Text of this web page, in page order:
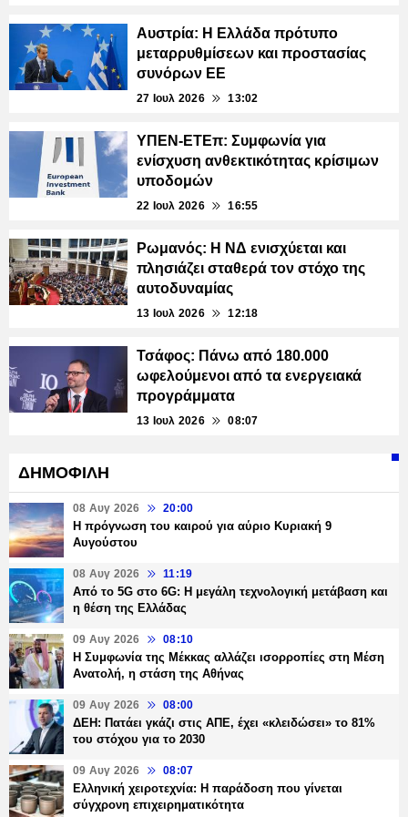
Αυστρία: Η Ελλάδα πρότυπο
μεταρρυθμίσεων και προστασίας
συνόρων ΕΕ
27 Ιουλ 2026 13:02
ΥΠΕΝ-ΕΤΕπ: Συμφωνία για
ενίσχυση ανθεκτικότητας κρίσιμων
υποδομών
22 Ιουλ 2026 16:55
Ρωμανός: Η ΝΔ ενισχύεται και
πλησιάζει σταθερά τον στόχο της
αυτοδυναμίας
13 Ιουλ 2026 12:18
Τσάφος: Πάνω από 180.000
ωφελούμενοι από τα ενεργειακά
προγράμματα
13 Ιουλ 2026 08:07
ΔΗΜΟΦΙΛΗ
08 Αυγ 2026 20:00
Η πρόγνωση του καιρού για αύριο Κυριακή 9
Αυγούστου
08 Αυγ 2026 11:19
Από το 5G στο 6G: Η μεγάλη τεχνολογική μετάβαση και
η θέση της Ελλάδας
09 Αυγ 2026 08:10
Η Συμφωνία της Μέκκας αλλάζει ισορροπίες στη Μέση
Ανατολή, η στάση της Αθήνας
09 Αυγ 2026 08:00
ΔΕΗ: Πατάει γκάζι στις ΑΠΕ, έχει «κλειδώσει» το 81%
του στόχου για το 2030
09 Αυγ 2026 08:07
Ελληνική χειροτεχνία: Η παράδοση που γίνεται
σύγχρονη επιχειρηματικότητα